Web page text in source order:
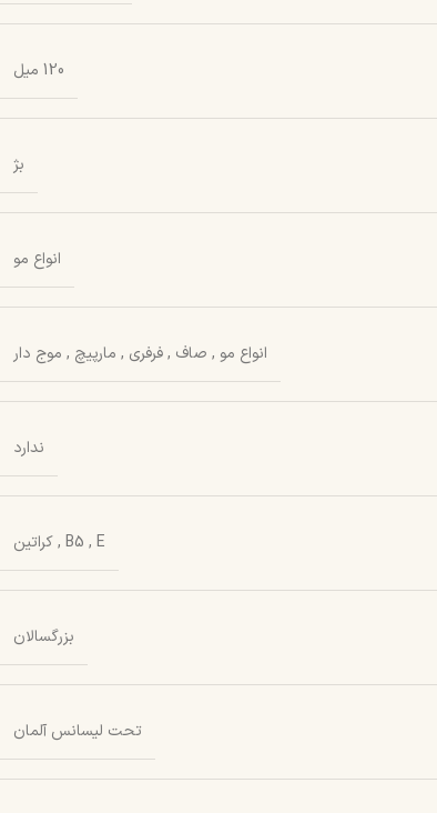
120 میل
بژ
انواع مو
انواع مو , صاف ,فرفری , مارپیچ , موج دار
ندارد
B5 , E
,کراتین
بزرگسالان
تحت لیسانس آلمان